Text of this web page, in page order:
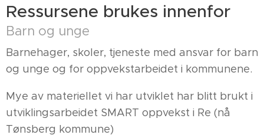
Ressursene brukes innenfor
Barn og unge
Barnehager, skoler, tjeneste med ansvar for barn
og unge og for oppvekstarbeidet i kommunene.
Mye av materiellet vi har utviklet har blitt brukt i
utviklingsarbeidet SMART oppvekst i Re (nå
Tønsberg kommune)